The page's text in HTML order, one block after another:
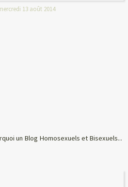
13 août 2014
un Blog Homosexuels et Bisexuels...